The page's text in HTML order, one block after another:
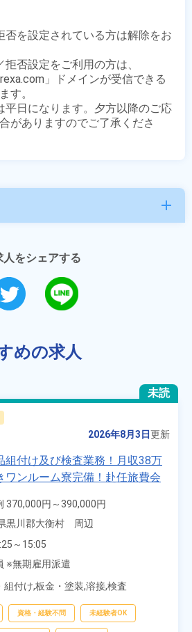
否を設定されている方は解除をお
否設定をご利用の方は、
」ドメインが受信できる
す。
平日になります。夕方以降のご応
がありますのでご了承くださ
add
人をシェアする
めの求人
未読
2026年8月3日更新
組付け及び検査業務！月収38万
ワンルーム寮完備！赴任旅費会
み！昇給＆業績賞与あり！
料駐車場あり！カップルでの
衡村》
370,000円～390,000円
円～1,700円
黒川郡大衡村　周辺
～15:05
～00:40
～01:10
～16:40
※無期雇用派遣
組付け,板金・塗装,溶接,検査
資格・経験不問 未経験者OK